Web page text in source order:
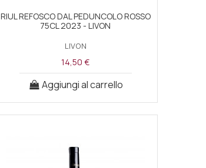
RIUL REFOSCO DAL PEDUNCOLO ROSSO
75CL 2023 - LIVON
LIVON
14,50 €
Aggiungi al carrello